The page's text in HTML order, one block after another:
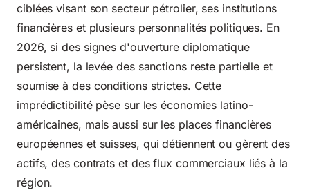
ciblées visant son secteur pétrolier, ses institutions
financières et plusieurs personnalités politiques. En
2026, si des signes d'ouverture diplomatique
persistent, la levée des sanctions reste partielle et
soumise à des conditions strictes. Cette
imprédictibilité pèse sur les économies latino-
américaines, mais aussi sur les places financières
européennes et suisses, qui détiennent ou gèrent des
actifs, des contrats et des flux commerciaux liés à la
région.